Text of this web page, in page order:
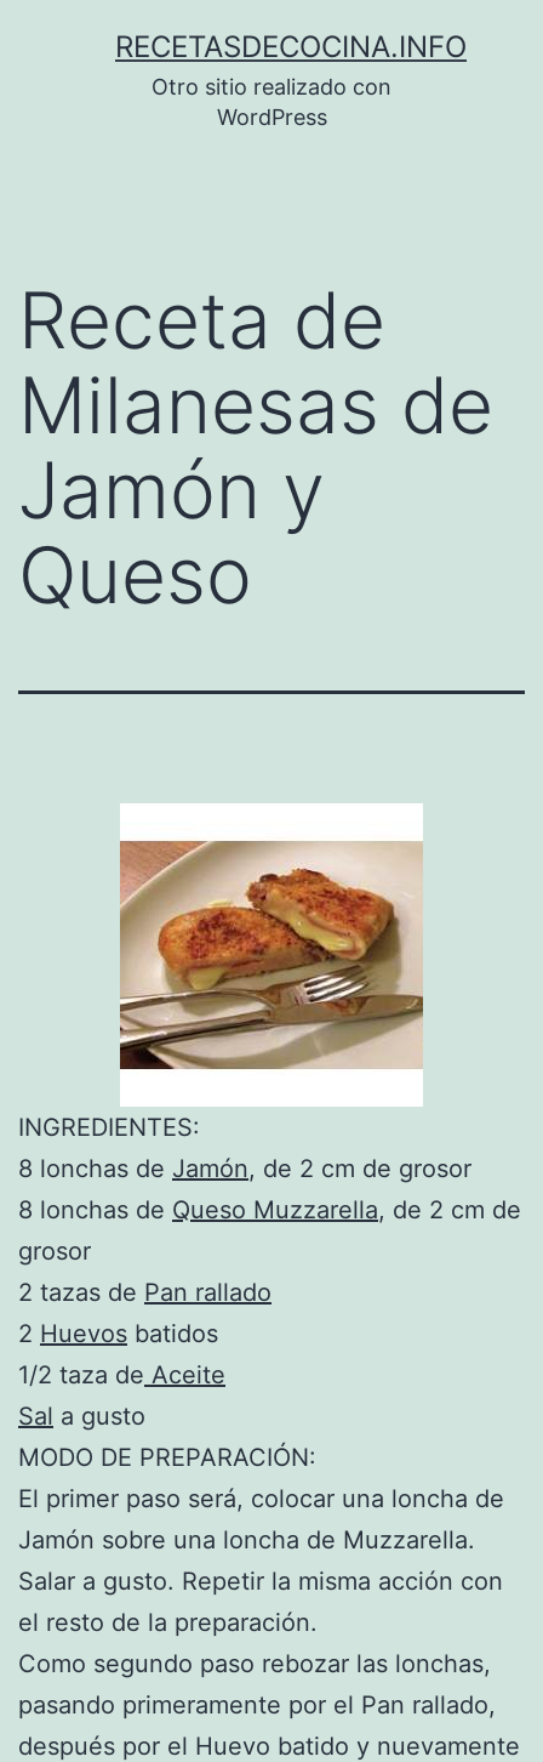
RECETASDECOCINA.INFO
Otro sitio realizado con
WordPress
Receta de
Milanesas de
Jamón y
Queso
INGREDIENTES:
8 lonchas de Jamón, de 2 cm de grosor
8 lonchas de Queso Muzzarella, de 2 cm de
grosor
2 tazas de Pan rallado
2 Huevos batidos
1/2 taza de Aceite
Sal a gusto
MODO DE PREPARACIÓN:
El primer paso será, colocar una loncha de
Jamón sobre una loncha de Muzzarella.
Salar a gusto. Repetir la misma acción con
el resto de la preparación.
Como segundo paso rebozar las lonchas,
pasando primeramente por el Pan rallado,
después por el Huevo batido y nuevamente